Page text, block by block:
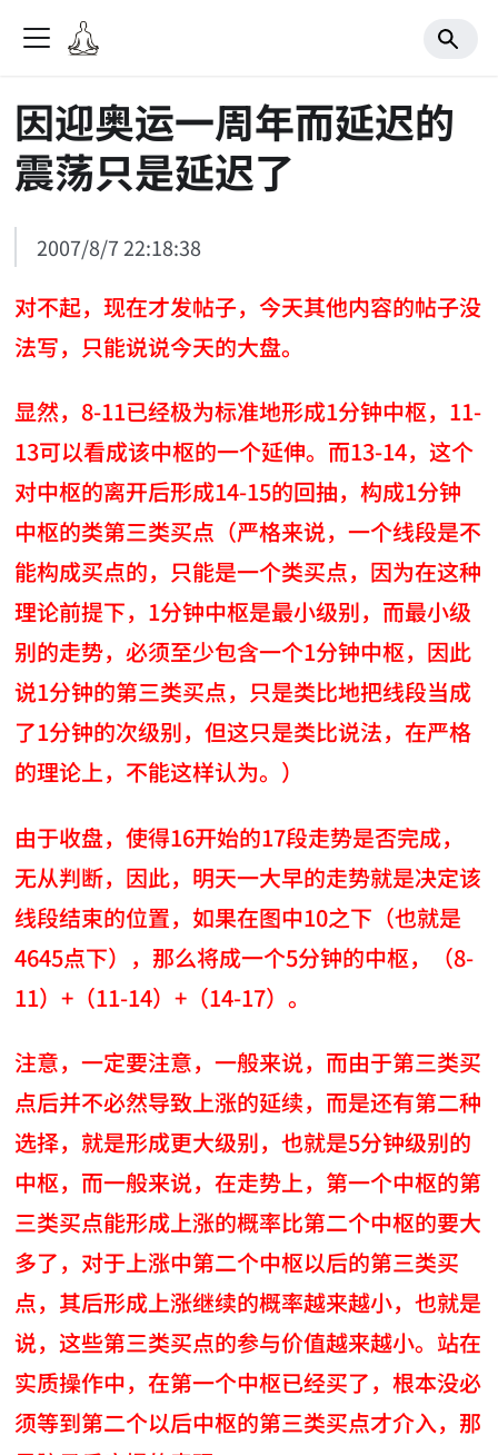
因迎奥运一周年而延迟的
震荡只是延迟了
2007/8/7 22:18:38
对不起，现在才发帖子，今天其他内容的帖子没
法写，只能说说今天的大盘。
显然，8-11已经极为标准地形成1分钟中枢，11-
13可以看成该中枢的一个延伸。而13-14，这个
对中枢的离开后形成14-15的回抽，构成1分钟
中枢的类第三类买点（严格来说，一个线段是不
能构成买点的，只能是一个类买点，因为在这种
理论前提下，1分钟中枢是最小级别，而最小级
别的走势，必须至少包含一个1分钟中枢，因此
说1分钟的第三类买点，只是类比地把线段当成
了1分钟的次级别，但这只是类比说法，在严格
的理论上，不能这样认为。）
由于收盘，使得16开始的17段走势是否完成，
无从判断，因此，明天一大早的走势就是决定该
线段结束的位置，如果在图中10之下（也就是
4645点下），那么将成一个5分钟的中枢，（8-
11）+（11-14）+（14-17）。
注意，一定要注意，一般来说，而由于第三类买
点后并不必然导致上涨的延续，而是还有第二种
选择，就是形成更大级别，也就是5分钟级别的
中枢，而一般来说，在走势上，第一个中枢的第
三类买点能形成上涨的概率比第二个中枢的要大
多了，对于上涨中第二个中枢以后的第三类买
点，其后形成上涨继续的概率越来越小，也就是
说，这些第三类买点的参与价值越来越小。站在
实质操作中，在第一个中枢已经买了，根本没必
须等到第二个以后中枢的第三类买点才介入，那